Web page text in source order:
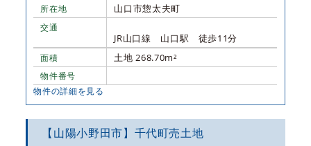
所在地 山口市惣太夫町
交通
JR山口線 山口駅 徒歩11分
面積 土地 268.70m²
物件番号
物件の詳細を見る
【山陽小野田市】千代町売土地